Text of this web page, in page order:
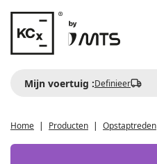
Mijn voertuig :Definieer
Home Producten Opstaptreden